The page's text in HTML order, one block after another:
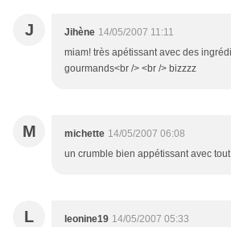
J Jihène 14/05/2007 11:11
miam! très apétissant avec des
gourmands<br /> <br /> bizzzz
M michette 14/05/2007 06:08
un crumble bien appétissant avec
L leonine19 14/05/2007 05:33